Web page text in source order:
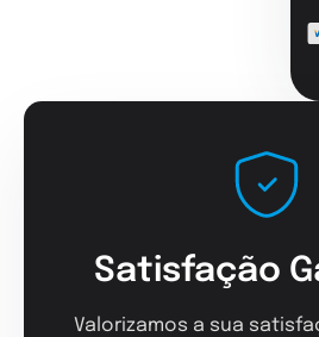
Satisfação
Valorizamos a sua